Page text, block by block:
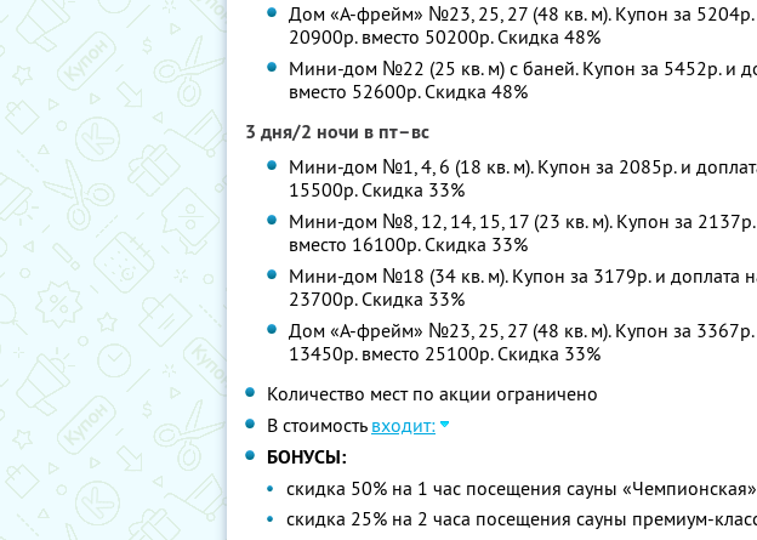
Дом «А-фрейм» №23, 25, 27 (48 кв. м). Купон за 5204р.
20900р. вместо 50200р. Скидка 48%
Мини-дом №22 (25 кв. м) с баней. Купон за 5452р. и
вместо 52600р. Скидка 48%
3 дня/2 ночи в пт–вс
Мини-дом №1, 4, 6 (18 кв. м). Купон за 2085р. и
15500р. Скидка 33%
Мини-дом №8, 12, 14, 15, 17 (23 кв. м). Купон за
вместо 16100р. Скидка 33%
Мини-дом №18 (34 кв. м). Купон за 3179р. и доплата
23700р. Скидка 33%
Дом «А-фрейм» №23, 25, 27 (48 кв. м). Купон за 3367р.
13450р. вместо 25100р. Скидка 33%
Количество мест по акции ограничено
В стоимость входит:
БОНУСЫ:
скидка 50% на 1 час посещения сауны
скидка 25% на 2 часа посещения сауны премиум-